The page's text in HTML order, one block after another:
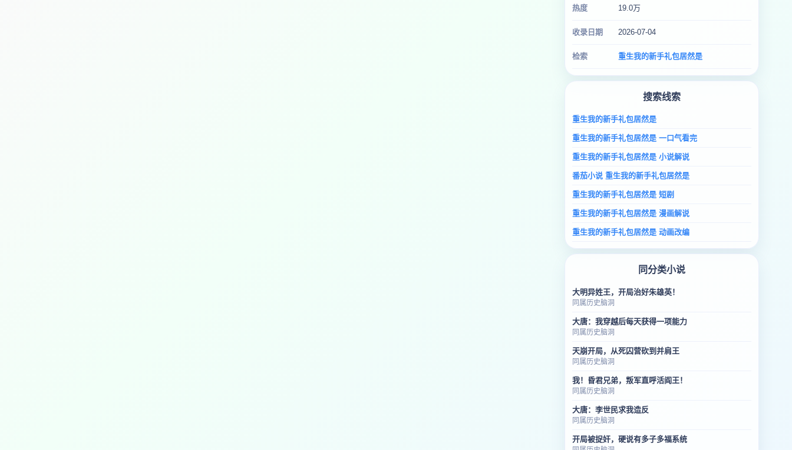
热度 19.0万
收录日期 2026-07-04
检索 重生我的新手礼包居然是
搜索线索
重生我的新手礼包居然是
重生我的新手礼包居然是 一口气看完
重生我的新手礼包居然是 小说解说
番茄小说 重生我的新手礼包居然是
重生我的新手礼包居然是 短剧
重生我的新手礼包居然是 漫画解说
重生我的新手礼包居然是 动画改编
同分类小说
大明异姓王，开局治好朱雄英！
同属历史脑洞
大唐：我穿越后每天获得一项能力
同属历史脑洞
天崩开局，从死囚营砍到并肩王
同属历史脑洞
我！昏君兄弟，叛军直呼活阎王！
同属历史脑洞
大唐：李世民求我造反
同属历史脑洞
开局被捉奸，硬说有多子多福系统